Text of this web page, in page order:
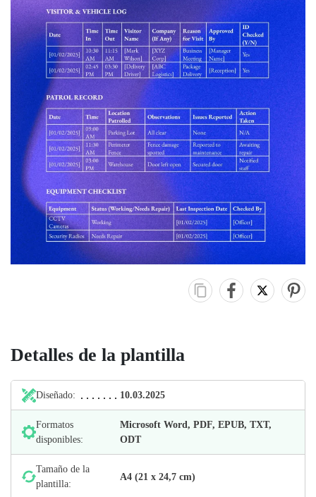
Detalles de la plantilla
Diseñado: 10.03.2025
Formatos
disponibles:
Microsoft Word, PDF, EPUB, TXT,
ODT
Tamaño de la
plantilla:
А4 (21 х 24,7 cm)